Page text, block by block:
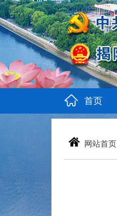
首页
网站首页